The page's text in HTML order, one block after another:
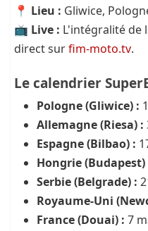
📍 Lieu : Gliwice,
📺 Live : L'intégralité de
direct surfim-moto.tv.
Le calendrier
Pologne (Gliwice) :
Allemagne (Riesa) :
Espagne (Bilbao) :
Hongrie (Budapest)
Serbie (Belgrade) :
Royaume-Uni
France (Douai) : 7